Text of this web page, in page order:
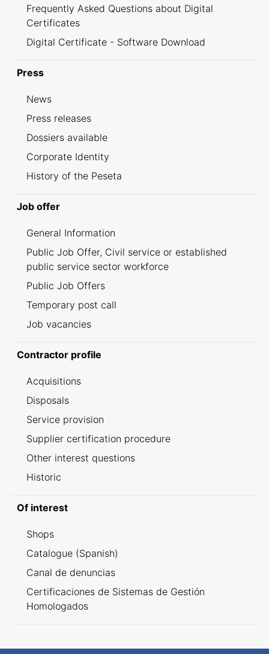
Frequently Asked Questions about Digital
Certificates
Digital Certificate - Software Download
Press
News
Press releases
Dossiers available
Corporate Identity
History of the Peseta
Job offer
General Information
Public Job Offer, Civil service or established
public service sector workforce
Public Job Offers
Temporary post call
Job vacancies
Contractor profile
Acquisitions
Disposals
Service provision
Supplier certification procedure
Other interest questions
Historic
Of interest
Shops
Catalogue (Spanish)
Canal de denuncias
Certificaciones de Sistemas de Gestión
Homologados